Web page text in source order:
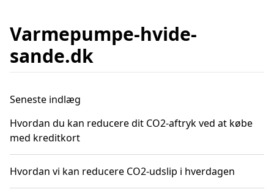
Varmepumpe-hvide-
sande.dk
Seneste indlæg
Hvordan du kan reducere dit CO2-aftryk ved at købe
med kreditkort
Hvordan vi kan reducere CO2-udslip i hverdagen